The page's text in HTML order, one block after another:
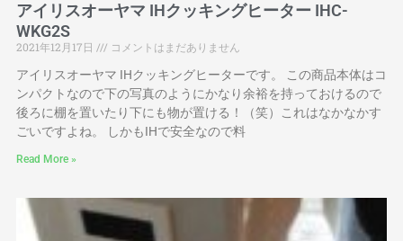
アイリスオーヤマ IHクッキングヒーター IHC-
WKG2S
2021年12月17日
コメントはまだありません
アイリスオーヤマ IHクッキングヒーターです。 この商品本体はコ
ンパクトなので下の写真のようにかなり余裕を持っておけるので
後ろに棚を置いたり下にも物が置ける！（笑）これはなかなかす
ごいですよね。 しかもIHで安全なので料
Read More »